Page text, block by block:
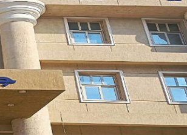
التدريب
ألبوم الصور
شكاوى ومقترحات
خدمات الكترونية
العلاقات الدولية
الجداول الدراسية
جداول الإمتحانات
الكنترولات
أرقام الجلوس
أماكن اللجان
نماذج الإجابات
دليل
آليات
ميثاق